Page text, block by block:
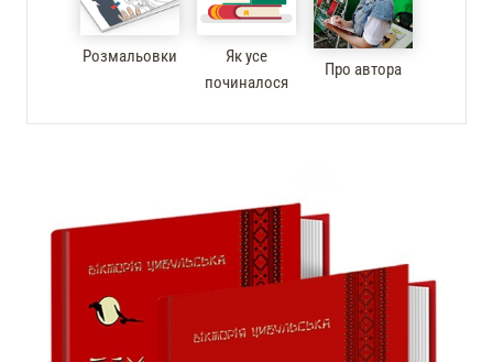
Розмальовки
Як усе
починалося
Про автора